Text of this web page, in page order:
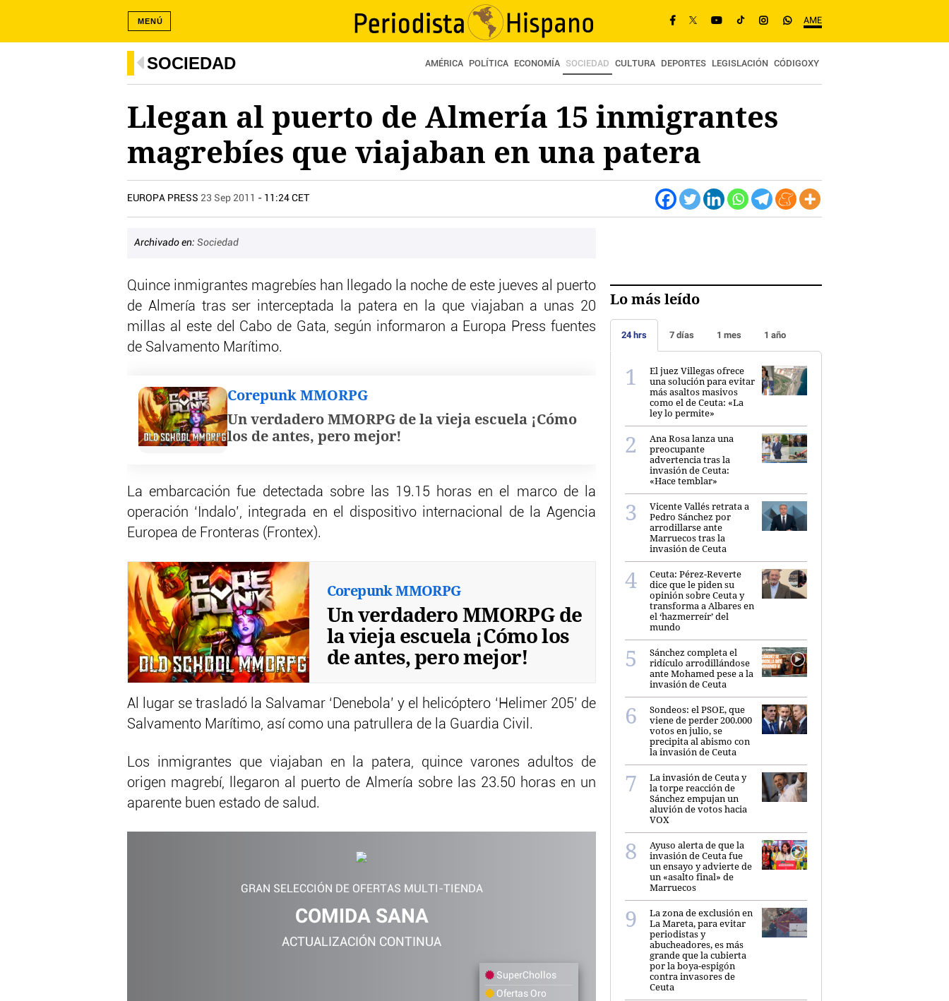
AME
MENÚ
SOCIEDAD AMÉRICA POLÍTICA ECONOMÍA SOCIEDAD CULTURA DEPORTES LEGISLACIÓN CÓDIGOXY
Llegan al puerto de Almería 15 inmigrantes
magrebíes que viajaban en una patera
EUROPA PRESS 23 Sep 2011 - 11:24 CET
Archivado en: Sociedad
Quince inmigrantes magrebíes han llegado la noche de este jueves al puerto
de Almería tras ser interceptada la patera en la que viajaban a unas 20
millas al este del Cabo de Gata, según informaron a Europa Press fuentes
de Salvamento Marítimo.
Corepunk MMORPG
Un verdadero MMORPG de la vieja escuela ¡Cómo
los de antes, pero mejor!
La embarcación fue detectada sobre las 19.15 horas en el marco de la
operación ‘Indalo’, integrada en el dispositivo internacional de la Agencia
Europea de Fronteras (Frontex).
Corepunk MMORPG
Un verdadero MMORPG de
la vieja escuela ¡Cómo los
de antes, pero mejor!
Al lugar se trasladó la Salvamar ‘Denebola’ y el helicóptero ‘Helimer 205’ de
Salvamento Marítimo, así como una patrullera de la Guardia Civil.
Los inmigrantes que viajaban en la patera, quince varones adultos de
origen magrebí, llegaron al puerto de Almería sobre las 23.50 horas en un
aparente buen estado de salud.
GRAN SELECCIÓN DE OFERTAS MULTI-TIENDA
COMIDA SANA
ACTUALIZACIÓN CONTINUA
SuperChollos
Ofertas Oro
Lo más leído
24 hrs 7 días 1 mes 1 año
El juez Villegas ofrece
una solución para evitar
más asaltos masivos
como el de Ceuta: «La
ley lo permite»
Ana Rosa lanza una
preocupante
advertencia tras la
invasión de Ceuta:
«Hace temblar»
Vicente Vallés retrata a
Pedro Sánchez por
arrodillarse ante
Marruecos tras la
invasión de Ceuta
Ceuta: Pérez-Reverte
dice que le piden su
opinión sobre Ceuta y
transforma a Albares en
el ‘hazmerreír’ del
mundo
Sánchez completa el
ridículo arrodillándose
ante Mohamed pese a la
invasión de Ceuta
Sondeos: el PSOE, que
viene de perder 200.000
votos en julio, se
precipita al abismo con
la invasión de Ceuta
La invasión de Ceuta y
la torpe reacción de
Sánchez empujan un
aluvión de votos hacia
VOX
Ayuso alerta de que la
invasión de Ceuta fue
un ensayo y advierte de
un «asalto final» de
Marruecos
La zona de exclusión en
La Mareta, para evitar
periodistas y
abucheadores, es más
grande que la cubierta
por la boya-espigón
contra invasores de
Ceuta